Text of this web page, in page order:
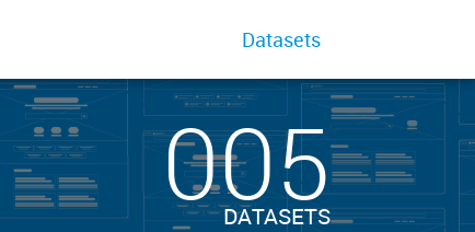
Datasets
005
DATASETS